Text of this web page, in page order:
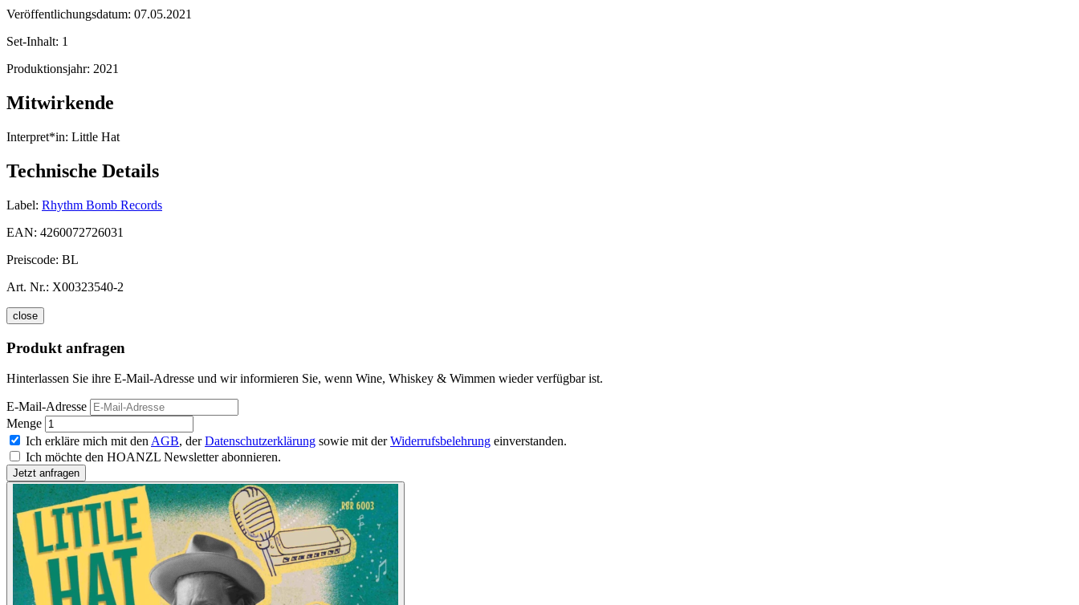
Veröffentlichungsdatum: 07.05.2021
Set-Inhalt: 1
Produktionsjahr: 2021
Mitwirkende
Interpret*in: Little Hat
Technische Details
Label: Rhythm Bomb Records
EAN: 4260072726031
Preiscode: BL
Art. Nr.: X00323540-2
close
Produkt anfragen
Hinterlassen Sie ihre E-Mail-Adresse und wir informieren Sie, wenn Wine, Whiskey & Wimmen wieder verfügbar ist.
E-Mail-Adresse
Menge
Ich erkläre mich mit den AGB, derDatenschutzerklärung sowie mit derWiderrufsbelehrung einverstanden.
Ich möchte den HOANZL Newsletter abonnieren.